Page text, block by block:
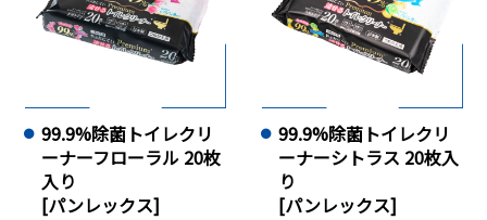
99.9%除菌トイレクリ
ーナーフローラル 20枚
入り
[パンレックス]
99.9%除菌トイレクリ
ーナーシトラス 20枚入
り
[パンレックス]